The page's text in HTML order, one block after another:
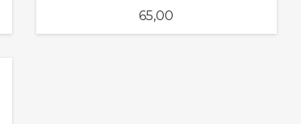
Pris
65,00